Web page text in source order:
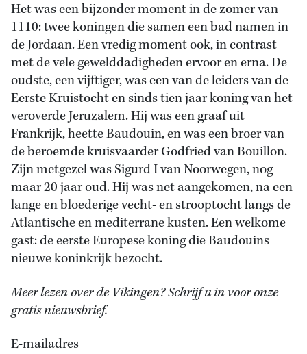
Het was een bijzonder moment in de zomer van
1110: twee koningen die samen een bad namen in
de Jordaan. Een vredig moment ook, in contrast
met de vele gewelddadigheden ervoor en erna. De
oudste, een vijftiger, was een van de leiders van de
Eerste Kruistocht en sinds tien jaar koning van het
veroverde Jeruzalem. Hij was een graaf uit
Frankrijk, heette Baudouin, en was een broer van
de beroemde kruisvaarder Godfried van Bouillon.
Zijn metgezel was Sigurd I van Noorwegen, nog
maar 20 jaar oud. Hij was net aangekomen, na een
lange en bloederige vecht- en strooptocht langs de
Atlantische en mediterrane kusten. Een welkome
gast: de eerste Europese koning die Baudouins
nieuwe koninkrijk bezocht.
Meer lezen over de Vikingen? Schrijf u in voor onze
gratis nieuwsbrief.
E-mailadres